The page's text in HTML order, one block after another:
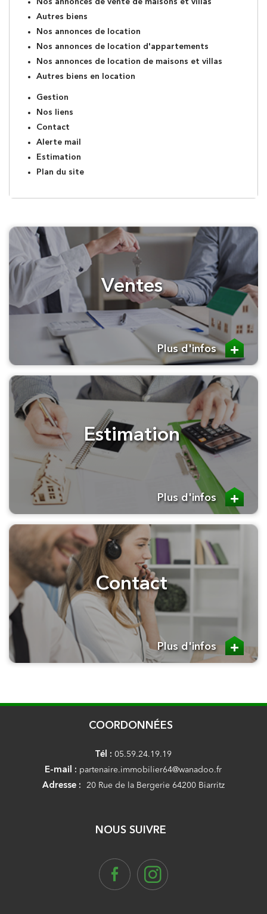
Autres biens
Nos annonces de location
Nos annonces de location d'appartements
Nos annonces de location de maisons et villas
Autres biens en location
Gestion
Nos liens
Contact
Alerte mail
Estimation
Plan du site
Ventes
Plus d'infos
Estimation
Plus d'infos
Contact
Plus d'infos
COORDONNÉES
Tél : 05.59.24.19.19
E-mail : partenaire.immobilier64@wanadoo.fr
Adresse : 20 Rue de la Bergerie 64200 Biarritz
NOUS SUIVRE